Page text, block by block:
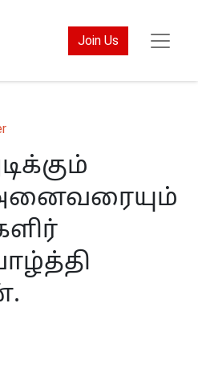
Join Us